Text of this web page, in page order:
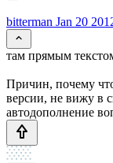
bitterman Jan 20
там прямым
Причин, почему
версии, не вижу в
автодополнение